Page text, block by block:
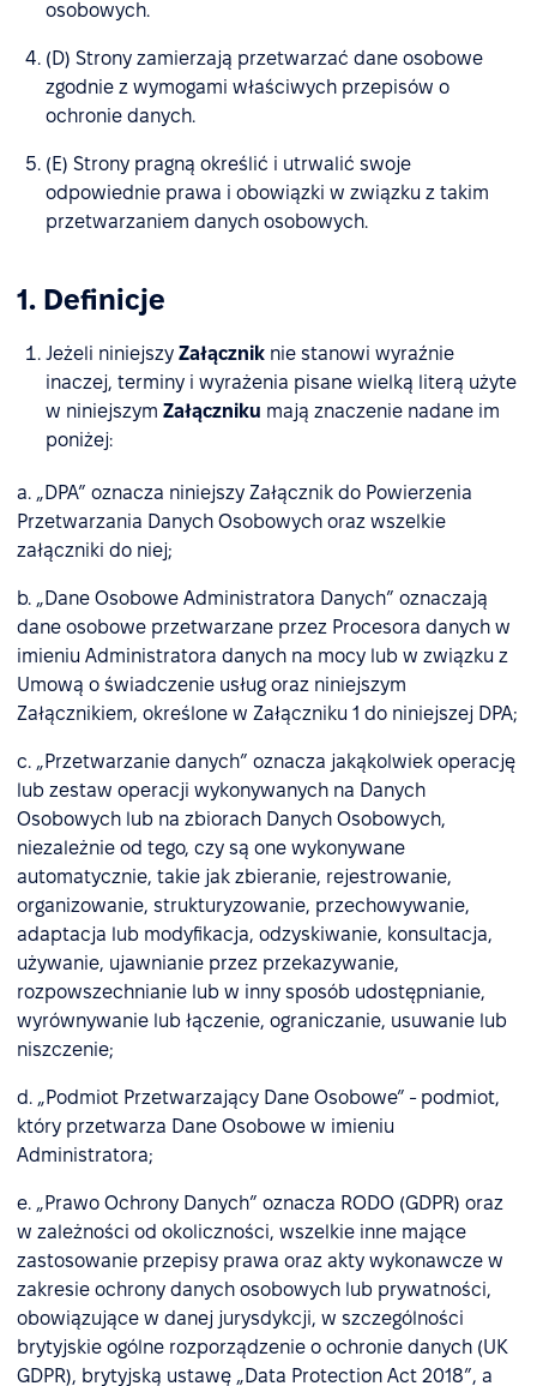
osobowych.
(D) Strony zamierzają przetwarzać dane osobowe
zgodnie z wymogami właściwych przepisów o
ochronie danych.
(E) Strony pragną określić i utrwalić swoje
odpowiednie prawa i obowiązki w związku z takim
przetwarzaniem danych osobowych.
1. Definicje
Jeżeli niniejszy Załącznik nie stanowi wyraźnie
inaczej, terminy i wyrażenia pisane wielką literą użyte
w niniejszym Załączniku mają znaczenie nadane im
poniżej:
a. „DPA” oznacza niniejszy Załącznik do Powierzenia
Przetwarzania Danych Osobowych oraz wszelkie
załączniki do niej;
b. „Dane Osobowe Administratora Danych” oznaczają
dane osobowe przetwarzane przez Procesora danych w
imieniu Administratora danych na mocy lub w związku z
Umową o świadczenie usług oraz niniejszym
Załącznikiem, określone w Załączniku 1 do niniejszej DPA;
c. „Przetwarzanie danych” oznacza jakąkolwiek operację
lub zestaw operacji wykonywanych na Danych
Osobowych lub na zbiorach Danych Osobowych,
niezależnie od tego, czy są one wykonywane
automatycznie, takie jak zbieranie, rejestrowanie,
organizowanie, strukturyzowanie, przechowywanie,
adaptacja lub modyfikacja, odzyskiwanie, konsultacja,
używanie, ujawnianie przez przekazywanie,
rozpowszechnianie lub w inny sposób udostępnianie,
wyrównywanie lub łączenie, ograniczanie, usuwanie lub
niszczenie;
d. „Podmiot Przetwarzający Dane Osobowe” - podmiot,
który przetwarza Dane Osobowe w imieniu
Administratora;
e. „Prawo Ochrony Danych” oznacza RODO (GDPR) oraz
w zależności od okoliczności, wszelkie inne mające
zastosowanie przepisy prawa oraz akty wykonawcze w
zakresie ochrony danych osobowych lub prywatności,
obowiązujące w danej jurysdykcji, w szczególności
brytyjskie ogólne rozporządzenie o ochronie danych (UK
GDPR), brytyjską ustawę „Data Protection Act 2018”, a